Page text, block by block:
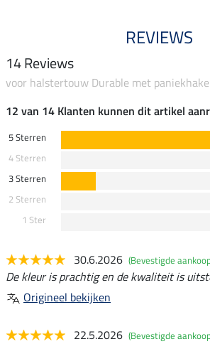
REVIEWS
14 Reviews
voor halstertouw Durable met
12 van 14 Klanten kunnen dit artikel
5 Sterren
4 Sterren
3 Sterren
2 Sterren
1 Ster
30.6.2026 (Bevestigde
De kleur is prachtig en de kwaliteit is
Origineel bekijken
22.5.2026 (Bevestigde